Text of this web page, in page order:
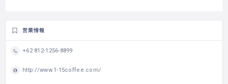
営業情報
+62 812-1256-8899
http://www.1-15coffee.com/